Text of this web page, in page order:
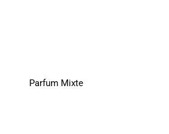
Parfum Mixte